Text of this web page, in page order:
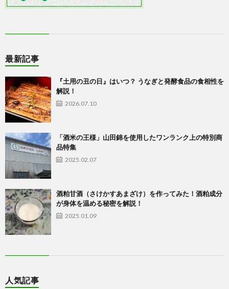
最新記事
『土用の丑の日』はいつ？ うなぎと発酵食品の食相性を
解説！
2026.07.10
「酒米の王様」山田錦を使用したワンランク上の特別商
品特集
2025.02.07
酒粕甘酒（さけかすあまざけ）を作ってみた！酒粕成分
が身体を温める秘密を解説！
2025.01.09
人気記事